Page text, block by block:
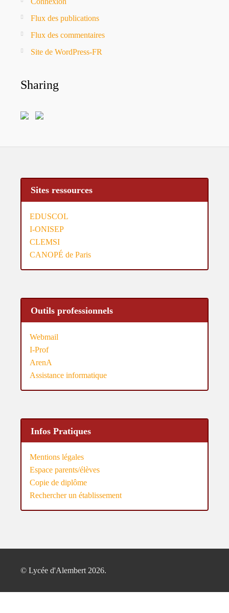
Flux des publications
Flux des commentaires
Site de WordPress-FR
Sharing
Sites ressources
EDUSCOL
I-ONISEP
CLEMSI
CANOPÉ de Paris
Outils professionnels
Webmail
I-Prof
ArenA
Assistance informatique
Infos Pratiques
Mentions légales
Espace parents/élèves
Copie de diplôme
Rechercher un établissement
© Lycée d'Alembert 2026.